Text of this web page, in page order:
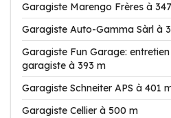
Garagiste Marengo Frères à
Garagiste Auto-Gamma Sàrl à
Garagiste Fun Garage:
garagiste à 393 m
Garagiste Schneiter APS à 401
Garagiste Cellier à 500 m